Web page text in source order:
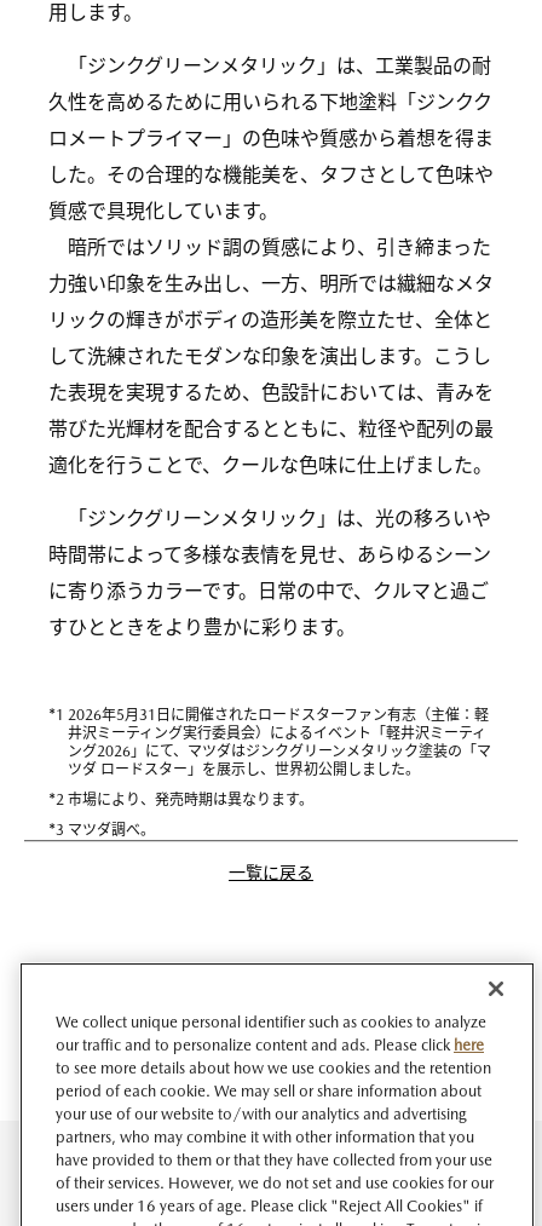
用します。
「ジンクグリーンメタリック」は、工業製品の耐
久性を高めるために用いられる下地塗料「ジンクク
ロメートプライマー」の色味や質感から着想を得ま
した。その合理的な機能美を、タフさとして色味や
質感で具現化しています。
暗所ではソリッド調の質感により、引き締まった
力強い印象を生み出し、一方、明所では繊細なメタ
リックの輝きがボディの造形美を際立たせ、全体と
して洗練されたモダンな印象を演出します。こうし
た表現を実現するため、色設計においては、青みを
帯びた光輝材を配合するとともに、粒径や配列の最
適化を行うことで、クールな色味に仕上げました。
「ジンクグリーンメタリック」は、光の移ろいや
時間帯によって多様な表情を見せ、あらゆるシーン
に寄り添うカラーです。日常の中で、クルマと過ご
すひとときをより豊かに彩ります。
*1 2026年5月31日に開催されたロードスターファン有志（主催：軽
井沢ミーティング実行委員会）によるイベント「軽井沢ミーティ
ング2026」にて、マツダはジンクグリーンメタリック塗装の「マ
ツダ ロードスター」を展示し、世界初公開しました。
*2 市場により、発売時期は異なります。
*3 マツダ調べ。
一覧に戻る
We collect unique personal identifier such as cookies to analyze
our traffic and to personalize content and ads. Please click here
to see more details about how we use cookies and the retention
period of each cookie. We may sell or share information about
your use of our website to/with our analytics and advertising
partners, who may combine it with other information that you
have provided to them or that they have collected from your use
of their services. However, we do not set and use cookies for our
users under 16 years of age. Please click "Reject All Cookies" if